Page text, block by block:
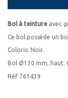
Bol à teinture avec
Ce bol possède un
Coloris: Noir.
Bol Ø130 mm, haut.
Réf 761439